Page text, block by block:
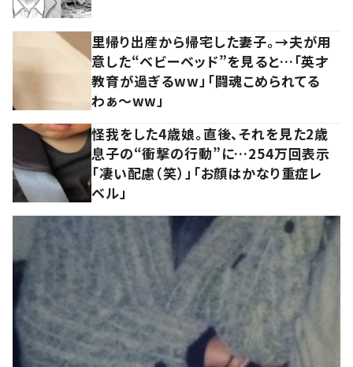
里帰り出産から帰宅した妻子。→夫が用
意した“ベビーベッド”を見ると…「英才
教育が過ぎるww」「闘魂こめられてる
わぁ～ww」
怪我をした4歳娘。直後、それを見た2歳
息子の“衝撃の行動”に…254万回表示
「凄い配慮（笑）」「お顔はかなり重症レ
ベル」